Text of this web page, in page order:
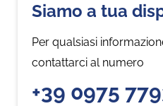
Siamo a tua
Per qualsiasi
contattarci al numero
+39 0975